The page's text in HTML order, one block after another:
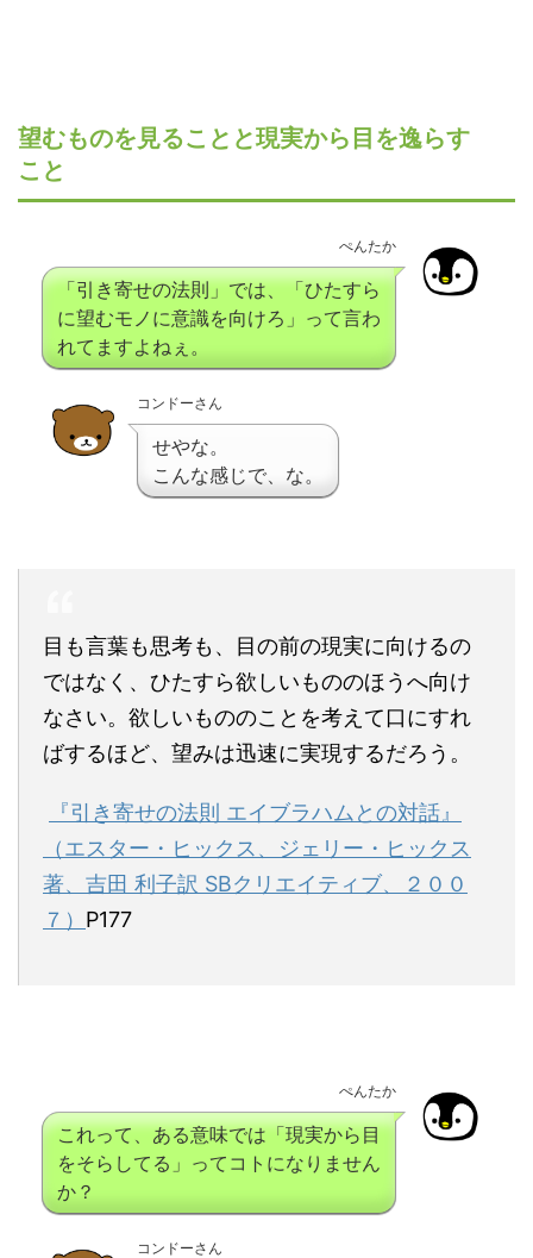
望むものを見ることと現実から目を逸らす
こと
ぺんたか
「引き寄せの法則」では、「ひたすら
に望むモノに意識を向けろ」って言わ
れてますよねぇ。
コンドーさん
せやな。
こんな感じで、な。
目も言葉も思考も、目の前の現実に向けるの
ではなく、ひたすら欲しいもののほうへ向け
なさい。欲しいもののことを考えて口にすれ
ばするほど、望みは迅速に実現するだろう。
『引き寄せの法則 エイブラハムとの対話』
（エスター・ヒックス、ジェリー・ヒックス
著、吉田 利子訳 SBクリエイティブ、２００
７） P177
ぺんたか
これって、ある意味では「現実から目
をそらしてる」ってコトになりません
か？
コンドーさん